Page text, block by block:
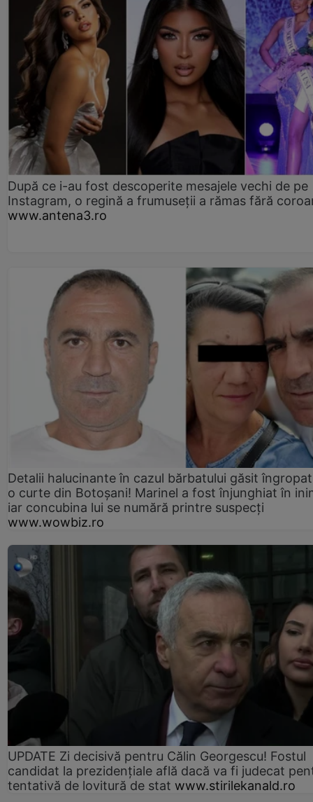
După ce i-au fost descoperite mesajele vechi de pe
Instagram, o regină a frumuseții a rămas fără
www.antena3.ro
Detalii halucinante în cazul bărbatului găsit
o curte din Botoșani! Marinel a fost înjunghiat în
iar concubina lui se numără printre suspecți
www.wowbiz.ro
UPDATE Zi decisivă pentru Călin Georgescu! Fostul
candidat la prezidențiale află dacă va fi judecat
tentativă de lovitură de stat www.stirilekanald.ro